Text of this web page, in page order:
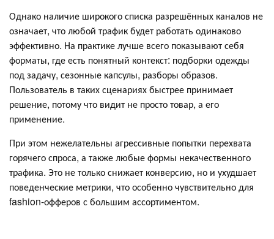
Однако наличие широкого списка разрешённых каналов не
означает, что любой трафик будет работать одинаково
эффективно. На практике лучше всего показывают себя
форматы, где есть понятный контекст: подборки одежды
под задачу, сезонные капсулы, разборы образов.
Пользователь в таких сценариях быстрее принимает
решение, потому что видит не просто товар, а его
применение.
При этом нежелательны агрессивные попытки перехвата
горячего спроса, а также любые формы некачественного
трафика. Это не только снижает конверсию, но и ухудшает
поведенческие метрики, что особенно чувствительно для
fashion-офферов с большим ассортиментом.